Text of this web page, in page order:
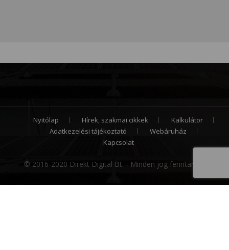
Nyitólap Hírek, szakmai cikkek
Kalkulátor
Adatkezelési tájékoztató
Webáruház
Kapcsolat
© 2016-2020 Direkt Digital Bt. - Minden jog fenntartva.